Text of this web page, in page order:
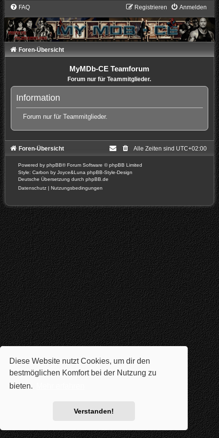
Diese Website nutzt Cookies, um dir den
bestmöglichen Komfort bei der Nutzung zu
bieten.
Verstanden!
FAQ Anmelden
Registrieren
Foren-Übersicht
MyMDb-CE Teamforum
Forum nur für Teammitglieder.
Information
Forum nur für Teammitglieder.
Foren-Übersicht Alle Zeiten sind UTC+02:00
Powered by phpBB® Forum Software © phpBB Limited
Style: Carbon by Joyce&Luna phpBB-Style-Design
Deutsche Übersetzung durch phpBB.de
Datenschutz | Nutzungsbedingungen